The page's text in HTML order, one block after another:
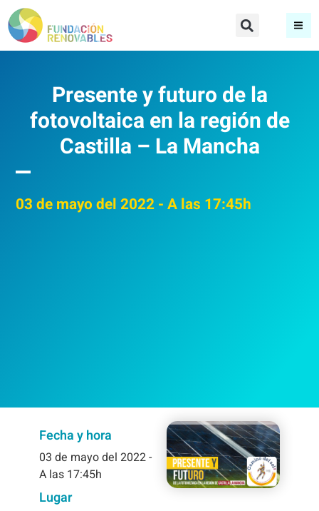
Presente y futuro de la
fotovoltaica en la región de
Castilla – La Mancha
03 de mayo del 2022- A las 17:45h
Fecha y hora
03 de mayo del 2022-
A las 17:45h
Lugar